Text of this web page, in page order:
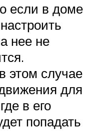
если в доме
нее не
этом случае
для
в его
попадать